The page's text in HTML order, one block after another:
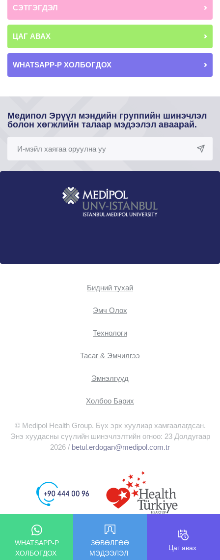
СЭТГЭГДЭЛ
ЦАГ АВАХ
WHATSAPP-Р ХОЛБОГДОХ
Медипол Эрүүл мэндийн группийн шинэчлэл
болон хөгжлийн талаар мэдээлэл аваарай.
Бидний тухай
Эмч Oлох
Технологи
Тасаг & Эмчилгээ
Эмнэлгүүд
Холбоо Барих
© Medipol Health Group. Бүх эрх хуулиар хамгаалагдсан.
Энэ хуудасны сүүлийн шинэчлэлтийн огноо: 23 Долдугаар
2026 / betul.erdogan@medipol.com.tr
WHATSAPP-Р
ХОЛБОГДОХ
ЗӨВӨЛГӨӨ
МЭДЭЭЛЭЛ
Цаг авах